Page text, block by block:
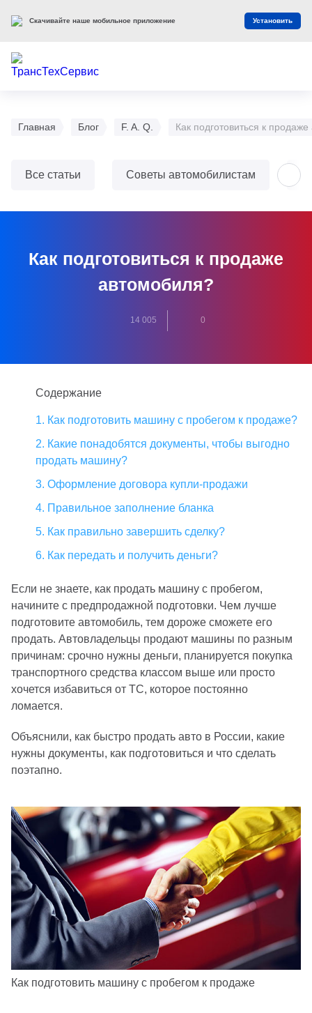
Главная Блог F. A. Q. Как подготовиться к
Все статьи Советы автомобилистам
Как подготовиться к продаже
автомобиля?
14 005 0
Содержание
1. Как подготовить машину с пробегом к продаже?
2. Какие понадобятся документы, чтобы выгодно
продать машину?
3. Оформление договора купли-продажи
4. Правильное заполнение бланка
5. Как правильно завершить сделку?
6. Как передать и получить деньги?
Если не знаете, как продать машину с пробегом,
начините с предпродажной подготовки. Чем лучше
подготовите автомобиль, тем дороже сможете его
продать. Автовладельцы продают машины по разным
причинам: срочно нужны деньги, планируется покупка
транспортного средства классом выше или просто
хочется избавиться от ТС, которое постоянно
ломается.
Объяснили, как быстро продать авто в России, какие
нужны документы, как подготовиться и что сделать
поэтапно.
Как подготовить машину с пробегом к продаже
Скачивайте наше мобильное приложение Установить